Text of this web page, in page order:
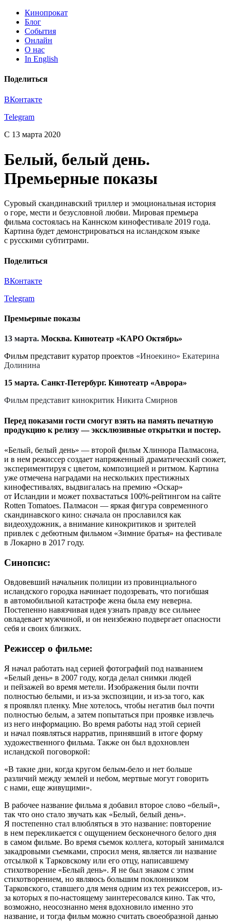
Кинопрокат
Блог
События
Онлайн
О нас
In English
Поделиться
ВКонтакте
Telegram
С 13 марта 2020
Белый, белый день.
Премьерные показы
Суровый скандинавский триллер и эмоциональная история
о горе, мести и безусловной любви. Мировая премьера
фильма состоялась на Каннском кинофестивале 2019 года.
Картина будет демонстрироваться на исландском языке
с русскими субтитрами.
Поделиться
ВКонтакте
Telegram
Премьерные показы
13 марта. Москва. Кинотеатр «КАРО Октябрь»
Фильм представит куратор проектов «Иноекино» Екатерина
Долинина
15 марта. Санкт-Петербург. Кинотеатр «Аврора»
Фильм представит кинокритик Никита Смирнов
Перед показами гости смогут взять на память печатную
продукцию к релизу — эксклюзивные открытки и постер.
«Белый, белый день» — второй фильм Хлинюра Палмасона,
и в нем режиссер создает напряженный драматический сюжет,
экспериментируя с цветом, композицией и ритмом. Картина
уже отмечена наградами на нескольких престижных
кинофестивалях, выдвигалась на премию «Оскар»
от Исландии и может похвастаться 100%-рейтингом на сайте
Rotten Tomatoes. Палмасон — яркая фигура современного
скандинавского кино: сначала он прославился как
видеохудожник, а внимание кинокритиков и зрителей
привлек с дебютным фильмом «Зимние братья» на фестивале
в Локарно в 2017 году.
Синопсис:
Овдовевший начальник полиции из провинциального
исландского городка начинает подозревать, что погибшая
в автомобильной катастрофе жена была ему неверна.
Постепенно навязчивая идея узнать правду все сильнее
овладевает мужчиной, и он неизбежно подвергает опасности
себя и своих близких.
Режиссер о фильме:
Я начал работать над серией фотографий под названием
«Белый день» в 2007 году, когда делал снимки людей
и пейзажей во время метели. Изображения были почти
полностью белыми, и из-за экспозиции, и из-за того, как
я проявлял пленку. Мне хотелось, чтобы негатив был почти
полностью белым, а затем попытаться при проявке извлечь
из него информацию. Во время работы над этой серией
и начал появляться нарратив, принявший в итоге форму
художественного фильма. Также он был вдохновлен
исландской поговоркой:
«В такие дни, когда кругом белым-бело и нет больше
различий между землей и небом, мертвые могут говорить
с нами, еще живущими».
В рабочее название фильма я добавил второе слово «белый»,
так что оно стало звучать как «Белый, белый день».
Я постепенно стал влюбляться в это название: повторение
в нем перекликается с ощущением бесконечного белого дня
в самом фильме. Во время съемок коллега, который занимался
закадровыми съемками, спросил меня, является ли название
отсылкой к Тарковскому или его отцу, написавшему
стихотворение «Белый день». Я не был знаком с этим
стихотворением, но являюсь большим поклонником
Тарковского, ставшего для меня одним из тех режиссеров, из-
за которых я по-настоящему заинтересовался кино. Так что,
возможно, неосознанно меня вдохновило именно это
название, и тогда фильм можно считать своеобразной данью